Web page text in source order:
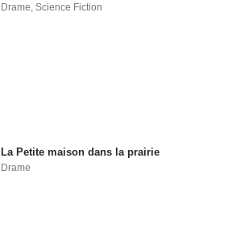
Drame,Science Fiction
La Petite maison dans la prairie
Drame